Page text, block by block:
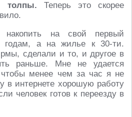
Теперь это скорее
накопить на свой первый
годам, а на жилье к 30-ти.
сделали и то, и другое в
раньше. Мне не удается
чтобы менее чем за час я не
в интернете хорошую работу
человек готов к переезду в